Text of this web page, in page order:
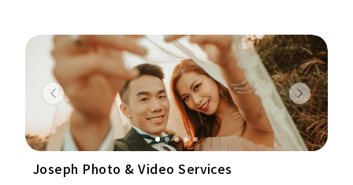
Previous Next
Joseph Photo & Video Services